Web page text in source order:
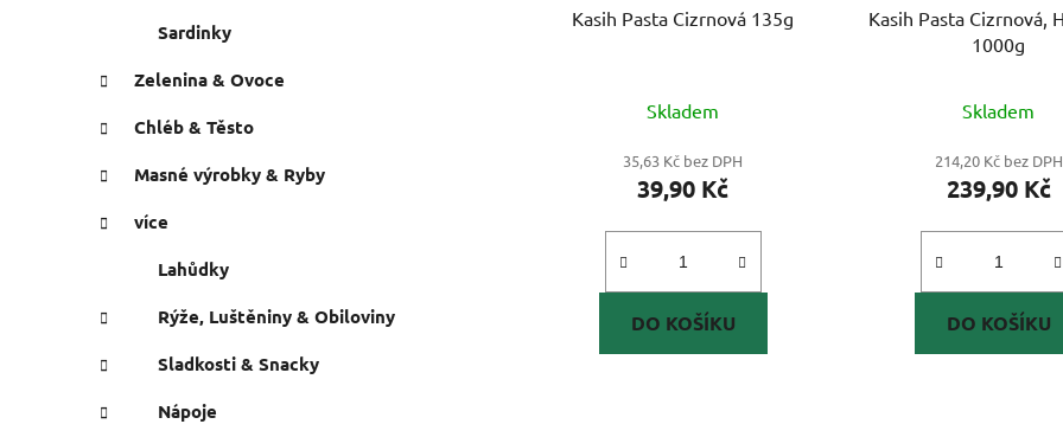
Sardinky
Zelenina & Ovoce
Chléb & Těsto
Masné výrobky & Ryby
více
Lahůdky
Rýže, Luštěniny & Obiloviny
Sladkosti & Snacky
Nápoje
Kasih Pasta Cizrnová 135g
Skladem
35,63 Kč bez DPH
39,90 Kč
DO KOŠÍKU
Kasih Pasta Cizrnová,
1000g
Skladem
214,20 Kč bez DPH
239,90 Kč
DO KOŠÍKU